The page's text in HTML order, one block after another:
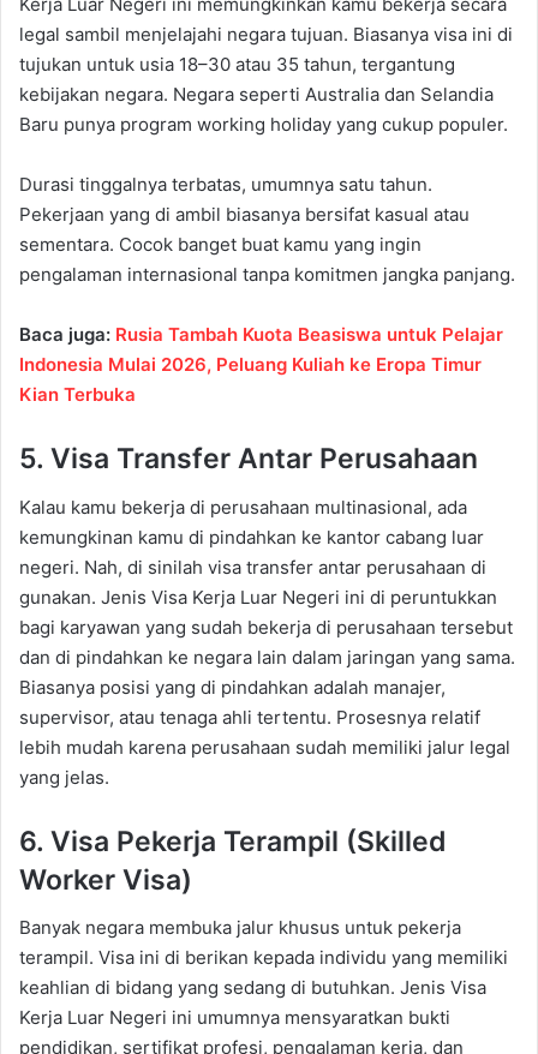
Kerja Luar Negeri ini memungkinkan kamu bekerja secara
legal sambil menjelajahi negara tujuan. Biasanya visa ini di
tujukan untuk usia 18–30 atau 35 tahun, tergantung
kebijakan negara. Negara seperti Australia dan Selandia
Baru punya program working holiday yang cukup populer.
Durasi tinggalnya terbatas, umumnya satu tahun.
Pekerjaan yang di ambil biasanya bersifat kasual atau
sementara. Cocok banget buat kamu yang ingin
pengalaman internasional tanpa komitmen jangka panjang.
Baca juga: Rusia Tambah Kuota Beasiswa untuk Pelajar
Indonesia Mulai 2026, Peluang Kuliah ke Eropa Timur
Kian Terbuka
5. Visa Transfer Antar Perusahaan
Kalau kamu bekerja di perusahaan multinasional, ada
kemungkinan kamu di pindahkan ke kantor cabang luar
negeri. Nah, di sinilah visa transfer antar perusahaan di
gunakan. Jenis Visa Kerja Luar Negeri ini di peruntukkan
bagi karyawan yang sudah bekerja di perusahaan tersebut
dan di pindahkan ke negara lain dalam jaringan yang sama.
Biasanya posisi yang di pindahkan adalah manajer,
supervisor, atau tenaga ahli tertentu. Prosesnya relatif
lebih mudah karena perusahaan sudah memiliki jalur legal
yang jelas.
6. Visa Pekerja Terampil (Skilled
Worker Visa)
Banyak negara membuka jalur khusus untuk pekerja
terampil. Visa ini di berikan kepada individu yang memiliki
keahlian di bidang yang sedang di butuhkan. Jenis Visa
Kerja Luar Negeri ini umumnya mensyaratkan bukti
pendidikan, sertifikat profesi, pengalaman kerja, dan